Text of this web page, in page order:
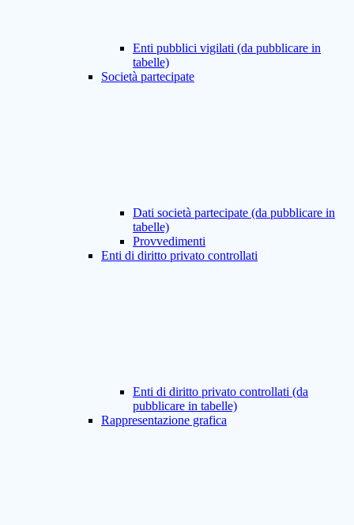
Enti pubblici vigilati (da pubblicare in
tabelle)
Società partecipate
Dati società partecipate (da pubblicare in
tabelle)
Provvedimenti
Enti di diritto privato controllati
Enti di diritto privato controllati (da
pubblicare in tabelle)
Rappresentazione grafica